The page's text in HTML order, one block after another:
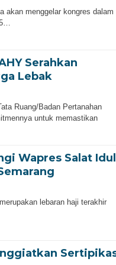
IARMI
Resmi Dilantik,
Andra
Soni Dorong
Perkuat Bela
Pengabdian
– Dewan Pimpinan
(DPP) Ikatan Alumni
Indonesia (IARMI)
akan menggelar kongres dalam
Serahkan
Lebak
Ruang/Badan Pertanahan
untuk memastikan
Wapres Salat Idul
lebaran haji terakhir